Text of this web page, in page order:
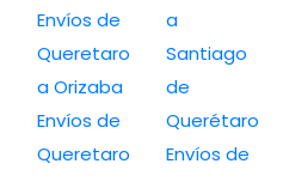
Envíos de
Queretaro
a Orizaba
Envíos de
Queretaro
a
Santiago
de
Querétaro
Envíos de